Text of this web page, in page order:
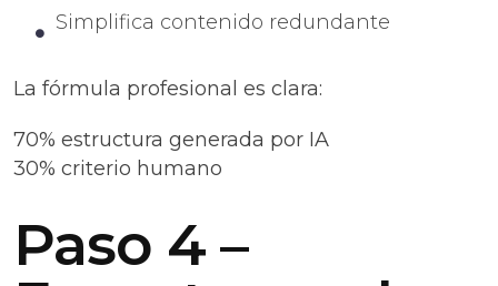
Simplifica contenido redundante
La fórmula profesional es clara:
70% estructura generada por IA
30% criterio humano
Paso 4 –